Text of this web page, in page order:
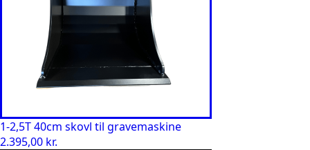
1-2,5T 40cm skovl til gravemaskine
2.395,00 kr.